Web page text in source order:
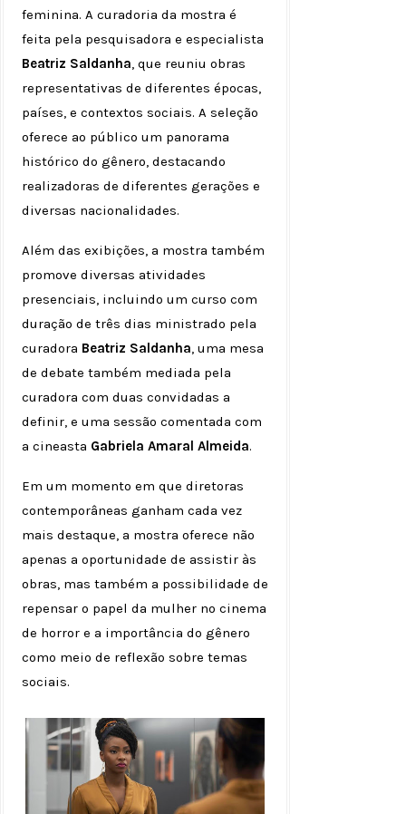
feminina. A curadoria da mostra é
feita pela pesquisadora e especialista
Beatriz Saldanha, que reuniu obras
representativas de diferentes épocas,
países, e contextos sociais. A seleção
oferece ao público um panorama
histórico do gênero, destacando
realizadoras de diferentes gerações e
diversas nacionalidades.
Além das exibições, a mostra também
promove diversas atividades
presenciais, incluindo um curso com
duração de três dias ministrado pela
curadora Beatriz Saldanha, uma mesa
de debate também mediada pela
curadora com duas convidadas a
definir, e uma sessão comentada com
a cineasta Gabriela Amaral Almeida.
Em um momento em que diretoras
contemporâneas ganham cada vez
mais destaque, a mostra oferece não
apenas a oportunidade de assistir às
obras, mas também a possibilidade de
repensar o papel da mulher no cinema
de horror e a importância do gênero
como meio de reflexão sobre temas
sociais.